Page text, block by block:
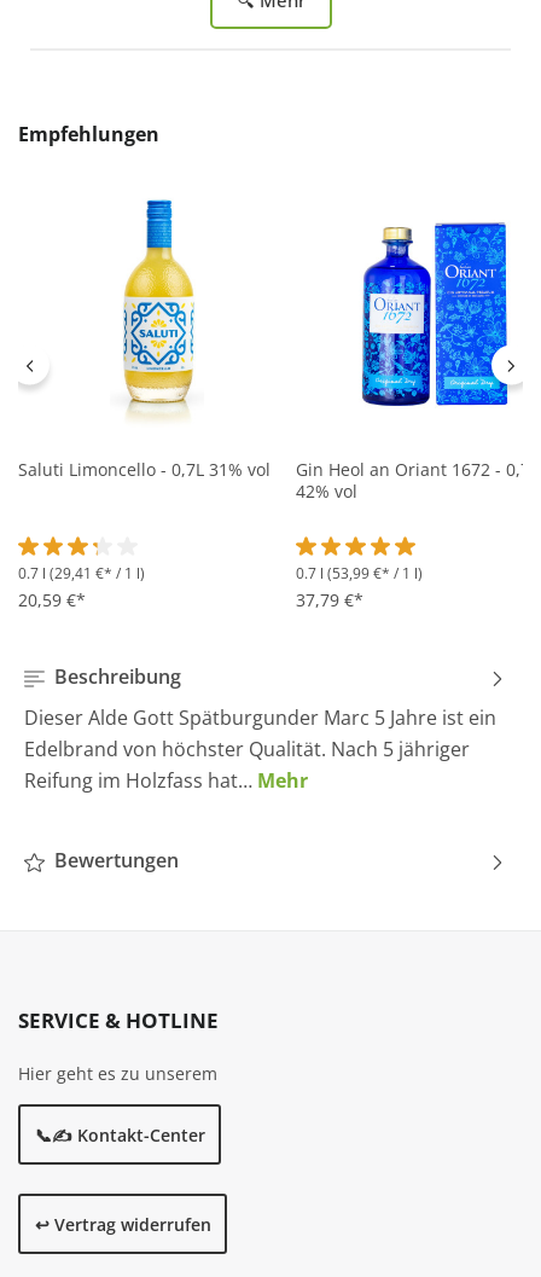
Produktgalerie überspringen
Empfehlungen
Saluti Limoncello - 0,7L 31% vol
Durchschnittliche Bewertung von 3.2 von 5 Sternen
0.7 l (29,41 €* / 1 l)
20,59 €*
Gin Heol an Oriant 1672 - 0,7L
42% vol
Durchschnittliche
0.7 l (53,99 €* / 1 l)
37,79 €*
Beschreibung
Dieser Alde Gott Spätburgunder Marc 5 Jahre ist ein
Edelbrand von höchster Qualität. Nach 5 jähriger
Reifung im Holzfass hat… Mehr
Bewertungen
SERVICE & HOTLINE
Hier geht es zu unserem
📞✍️ Kontakt-Center
↩️ Vertrag widerrufen